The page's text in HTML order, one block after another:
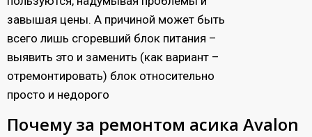
завышая цены. А причиной может быть
всего лишь сгоревший блок питания –
выявить это и заменить (как вариант –
отремонтировать) блок относительно
просто и недорого
Почему за ремонтом асика Avalon